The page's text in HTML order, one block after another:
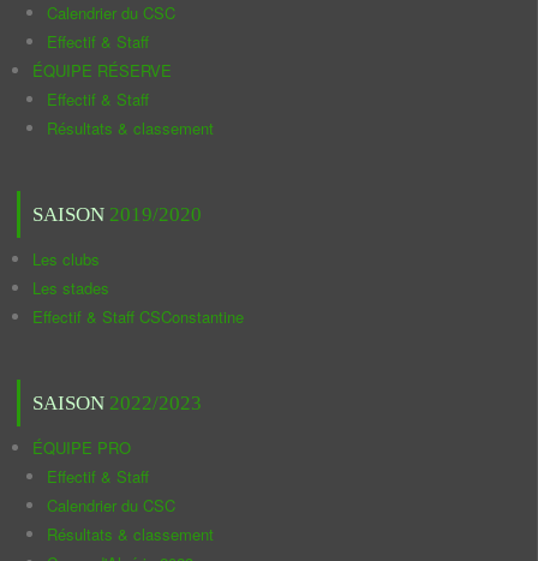
Calendrier du CSC
Effectif & Staff
ÉQUIPE RÉSERVE
Effectif & Staff
Résultats & classement
SAISON 2019/2020
Les clubs
Les stades
Effectif & Staff CSConstantine
SAISON 2022/2023
ÉQUIPE PRO
Effectif & Staff
Calendrier du CSC
Résultats & classement